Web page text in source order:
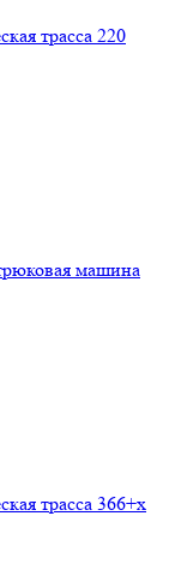
трасса 220
машина
трасса 366+x